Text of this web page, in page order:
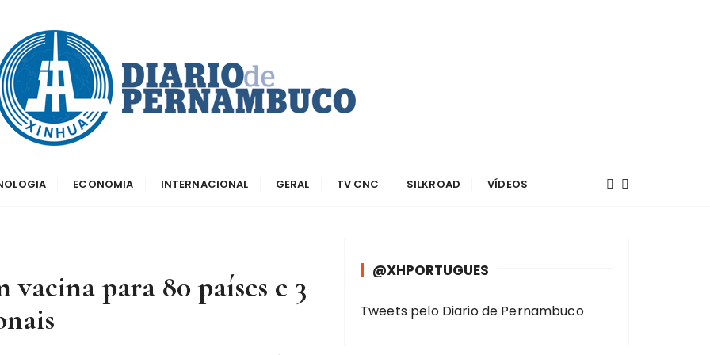
Pernambuco
ECONOMIA INTERNACIONAL GERAL TV CNC SILKROAD VÍDEOS
para 80 países e 3
@XHPORTUGUES
Tweets pelo Diario de Pernambuco